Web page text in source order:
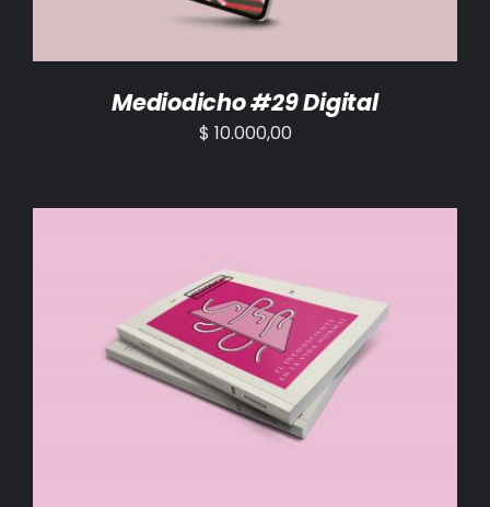
Mediodicho #29 Digital
$ 10.000,00
AÑADIR AL CARRITO / DETALLES